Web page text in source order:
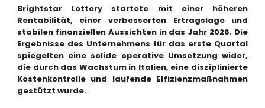
Brightstar Lottery startete mit einer höheren
Rentabilität, einer verbesserten Ertragslage und
stabilen finanziellen Aussichten in das Jahr 2026. Die
Ergebnisse des Unternehmens für das erste Quartal
spiegelten eine solide operative Umsetzung wider,
die durch das Wachstum in Italien, eine disziplinierte
Kostenkontrolle und laufende Effizienzmaßnahmen
gestützt wurde.